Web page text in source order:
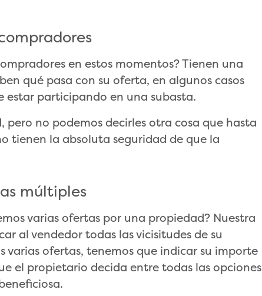
en estos momentos? Tienen una
qué pasa con su oferta, en algunos casos
estar participando en una subasta.
, pero no podemos decirles otra cosa que hasta
tienen la absoluta seguridad de que la
múltiples
varias ofertas por una propiedad? Nuestra
al vendedor todas las vicisitudes de su
varias ofertas, tenemos que indicar su importe
el propietario decida entre todas las opciones